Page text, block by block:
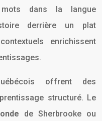
mots dans la langue
derrière un plat
enrichissent
offrent des
structuré. Le
de Sherbrooke ou